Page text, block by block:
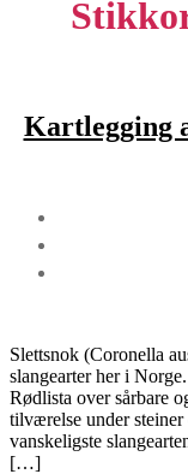
Kartlegging
Slettsnok (Coronella
slangearter her i
Rødlista over sårbare
tilværelse under steiner
vanskeligste
[…]